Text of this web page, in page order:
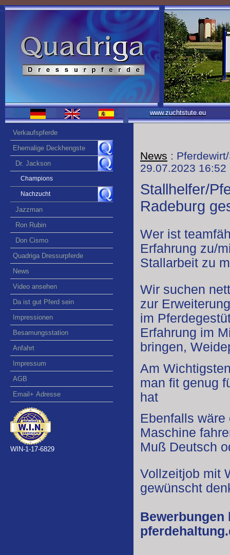
Verkaufspferde
Ehemalige Deckhengste
Dr. Jackson
Champions
Nachzucht
Jazzman
Ron Rubin
Don Cismo
Quadriga Dressurpferde
News
Video ansehen
Da ist gut Pferd sein
Impressionen
Besamungsstation
Anfahrt
Impressum
AGB
Email+ Adresse
WIN-1-17-6829
www.zuchtstute.eu
News :
29.07.2023 16:52
Stallhelfer/
Radeburg
Wer ist
Erfahrung zu/
Stallarbeit zu
Wir suchen
zur
im
Erfahrung im
bringen,
Am
man fit genug
hat
Ebenfalls
Maschine
Muß Deutsch
Vollzeitjob mit
gewünscht
Bewerbungen